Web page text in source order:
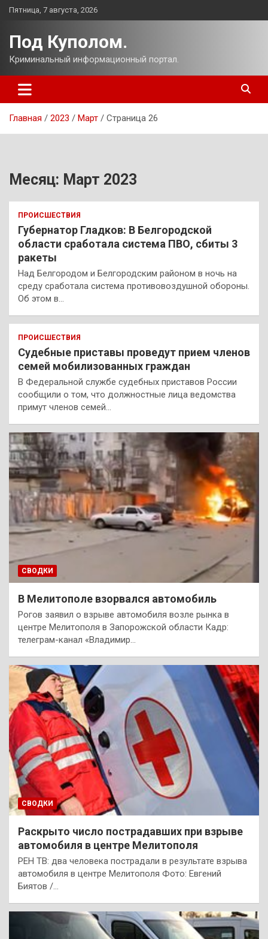
Перейти
Пятница, 7 августа, 2026
Под Куполом.
Криминальный информационный портал.
Главная 2023 Март Страница 26
Месяц: Март 2023
ПРОИСШЕСТВИЯ
Губернатор Гладков: В Белгородской
области сработала система ПВО, сбиты 3
ракеты
Над Белгородом и Белгородским районом в ночь на
среду сработала система противовоздушной обороны.
Об этом в…
ПРОИСШЕСТВИЯ
Судебные приставы проведут прием членов
семей мобилизованных граждан
В Федеральной службе судебных приставов России
сообщили о том, что должностные лица ведомства
примут членов семей…
СВОДКИ
В Мелитополе взорвался автомобиль
Рогов заявил о взрыве автомобиля возле рынка в
центре Мелитополя в Запорожской области Кадр:
телеграм-канал «Владимир…
СВОДКИ
Раскрыто число пострадавших при взрыве
автомобиля в центре Мелитополя
РЕН ТВ: два человека пострадали в результате взрыва
автомобиля в центре Мелитополя Фото: Евгений
Биятов /…